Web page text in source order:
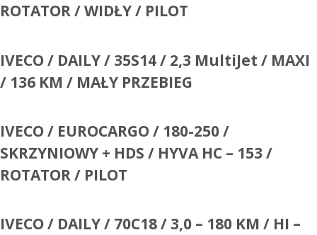
ROTATOR / WIDŁY / PILOT
IVECO / DAILY / 35S14 / 2,3 MultiJet / MAXI
/ 136 KM / MAŁY PRZEBIEG
IVECO / EUROCARGO / 180-250 /
SKRZYNIOWY + HDS / HYVA HC – 153 /
ROTATOR / PILOT
IVECO / DAILY / 70C18 / 3,0 – 180 KM / HI –